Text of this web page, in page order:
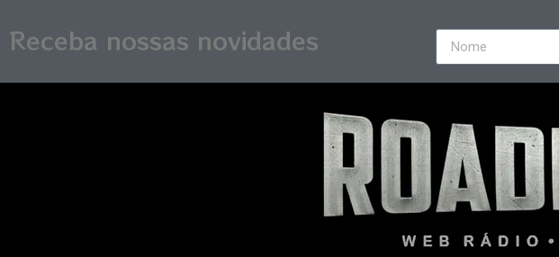
Receba nossas novidades